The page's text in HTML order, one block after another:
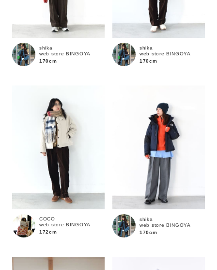
セール価格 WEB限定
在庫
在庫あり 在庫なし含む
shika
web store BINGOYA
170cm
shika
web store BINGOYA
170cm
COCO
web store BINGOYA
172cm
shika
web store BINGOYA
170cm